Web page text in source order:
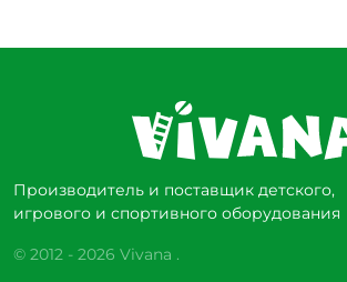
Производитель и поставщик детского,
игрового и спортивного оборудования
© 2012 - 2026 Vivana .